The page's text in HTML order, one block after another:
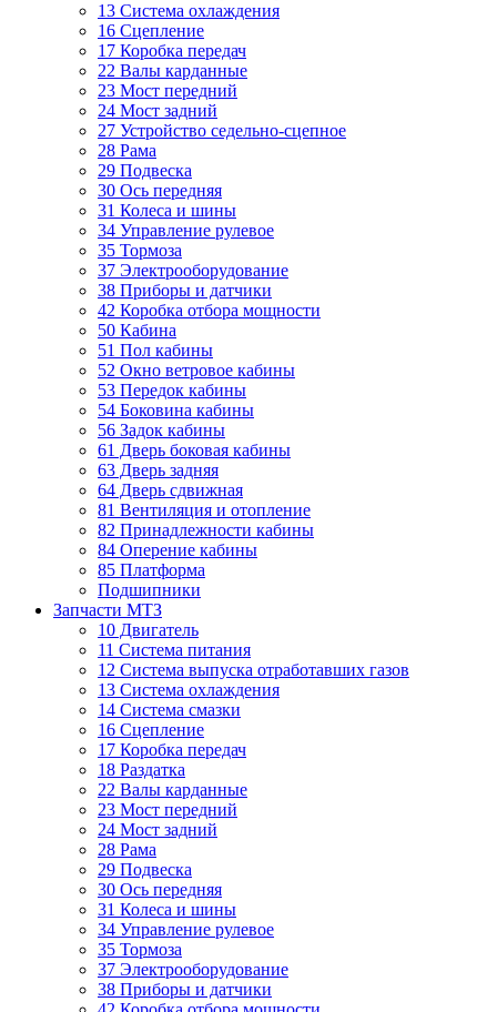
13 Система охлаждения
16 Сцепление
17 Коробка передач
22 Валы карданные
23 Мост передний
24 Мост задний
27 Устройство седельно-сцепное
28 Рама
29 Подвеска
30 Ось передняя
31 Колеса и шины
34 Управление рулевое
35 Тормоза
37 Электрооборудование
38 Приборы и датчики
42 Коробка отбора мощности
50 Кабина
51 Пол кабины
52 Окно ветровое кабины
53 Передок кабины
54 Боковина кабины
56 Задок кабины
61 Дверь боковая кабины
63 Дверь задняя
64 Дверь сдвижная
81 Вентиляция и отопление
82 Принадлежности кабины
84 Оперение кабины
85 Платформа
Подшипники
Запчасти МТЗ
10 Двигатель
11 Система питания
12 Система выпуска отработавших газов
13 Система охлаждения
14 Система смазки
16 Сцепление
17 Коробка передач
18 Раздатка
22 Валы карданные
23 Мост передний
24 Мост задний
28 Рама
29 Подвеска
30 Ось передняя
31 Колеса и шины
34 Управление рулевое
35 Тормоза
37 Электрооборудование
38 Приборы и датчики